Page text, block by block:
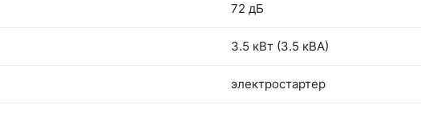
72 дБ
3.5 кВт (3.5 кВА)
электростартер